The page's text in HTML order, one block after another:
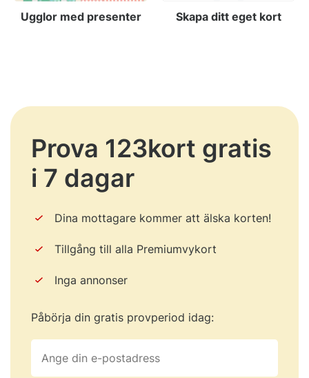
Ugglor med presenter Skapa ditt eget kort
Prova 123kort gratis
i 7 dagar
Dina mottagare kommer att älska korten!
Tillgång till alla Premiumvykort
Inga annonser
Påbörja din gratis provperiod idag: